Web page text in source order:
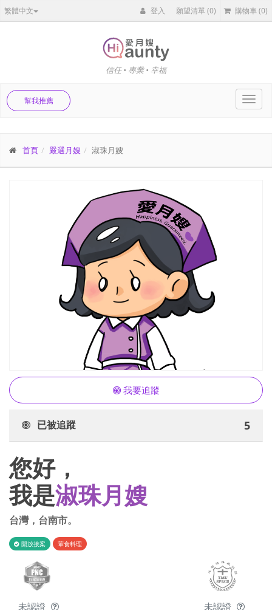
繁體中文 登入 願望清單(0) 購物車 (0)
信任 • 專業 • 幸福
幫我推薦
首頁 嚴選月嫂 淑珠月嫂
我要追蹤
已被追蹤 5
您好，
我是淑珠月嫂
台灣， 台南市。
開放接案 葷食料理
未認證 未認證